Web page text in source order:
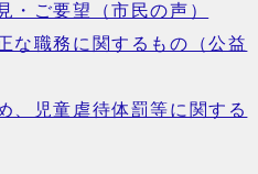
・ご要望（市民の声）
な職務に関するもの（公益
、児童虐待体罰等に関する